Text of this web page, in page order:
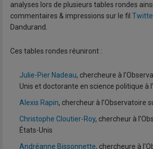
analyses lors de plusieurs tables rondes
commentaires & impressions sur le fil
Dandurand.
Ces tables rondes réuniront :
Julie-Pier Nadeau, chercheure à
Unis et doctorante en science politique à
Alexis Rapin, chercheur à l’Observatoire
Christophe Cloutier-Roy, chercheur à
États-Unis
Andréanne Bissonnette, chercheure à